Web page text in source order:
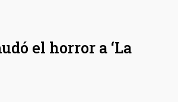
el horror a ‘La